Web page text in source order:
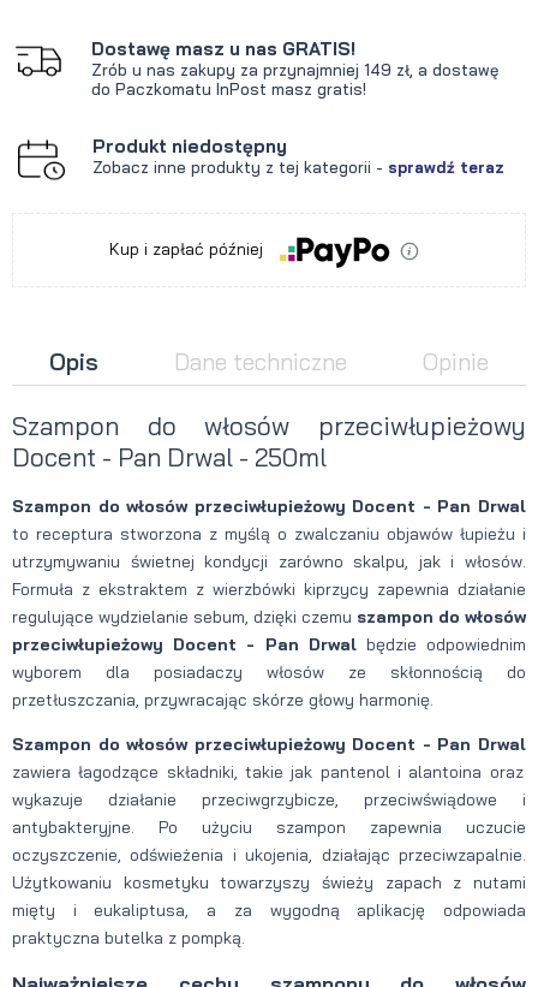
Dostawę masz u nas GRATIS!
Zrób u nas zakupy za przynajmniej 149 zł, a dostawę
do Paczkomatu InPost masz gratis!
Produkt niedostępny
Zobacz inne produkty z tej kategorii - sprawdź teraz
Kup i zapłać później
Opis Dane techniczne Opinie
Szampon do włosów przeciwłupieżowy
Docent - Pan Drwal - 250ml
Szampon do włosów przeciwłupieżowy Docent - Pan Drwal
to receptura stworzona z myślą o zwalczaniu objawów łupieżu i
utrzymywaniu świetnej kondycji zarówno skalpu, jak i włosów.
Formuła z ekstraktem z wierzbówki kiprzycy zapewnia działanie
regulujące wydzielanie sebum, dzięki czemu szampon do włosów
przeciwłupieżowy Docent - Pan Drwalbędzie odpowiednim
wyborem dla posiadaczy włosów ze skłonnością do
przetłuszczania, przywracając skórze głowy harmonię.
Szampon do włosów przeciwłupieżowy Docent - Pan Drwal
zawiera łagodzące składniki, takie jak pantenol i alantoina oraz
wykazuje działanie przeciwgrzybicze, przeciwświądowe i
antybakteryjne. Po użyciu szampon zapewnia uczucie
oczyszczenie, odświeżenia i ukojenia, działając przeciwzapalnie.
Użytkowaniu kosmetyku towarzyszy świeży zapach z nutami
mięty i eukaliptusa, a za wygodną aplikację odpowiada
praktyczna butelka z pompką.